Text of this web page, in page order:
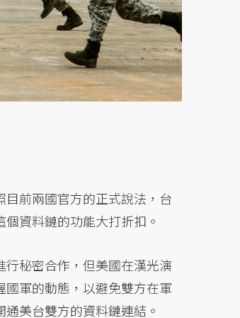
前兩國官方的正式說法，台
資料鏈的功能大打折扣。
秘密合作，但美國在漢光演
軍的動態，以避免雙方在軍
美台雙方的資料鏈連結。